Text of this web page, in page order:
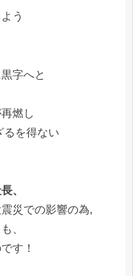
う
字へと
燃し
るを得ない
、
災での影響の為,
、
す！